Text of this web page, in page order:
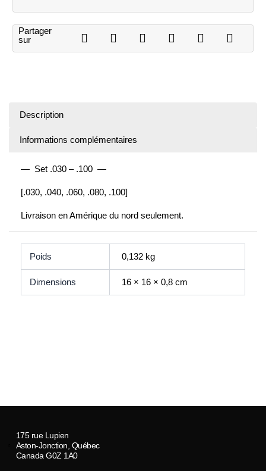
100
Partager
sur
Description
Informations complémentaires
— Set .030 – .100 —
[.030, .040, .060, .080, .100]
Livraison en Amérique du nord seulement.
Poids 0,132 kg
Dimensions 16 × 16 × 0,8 cm
175 rue Lupien
Aston-Jonction, Québec
Canada G0Z 1A0